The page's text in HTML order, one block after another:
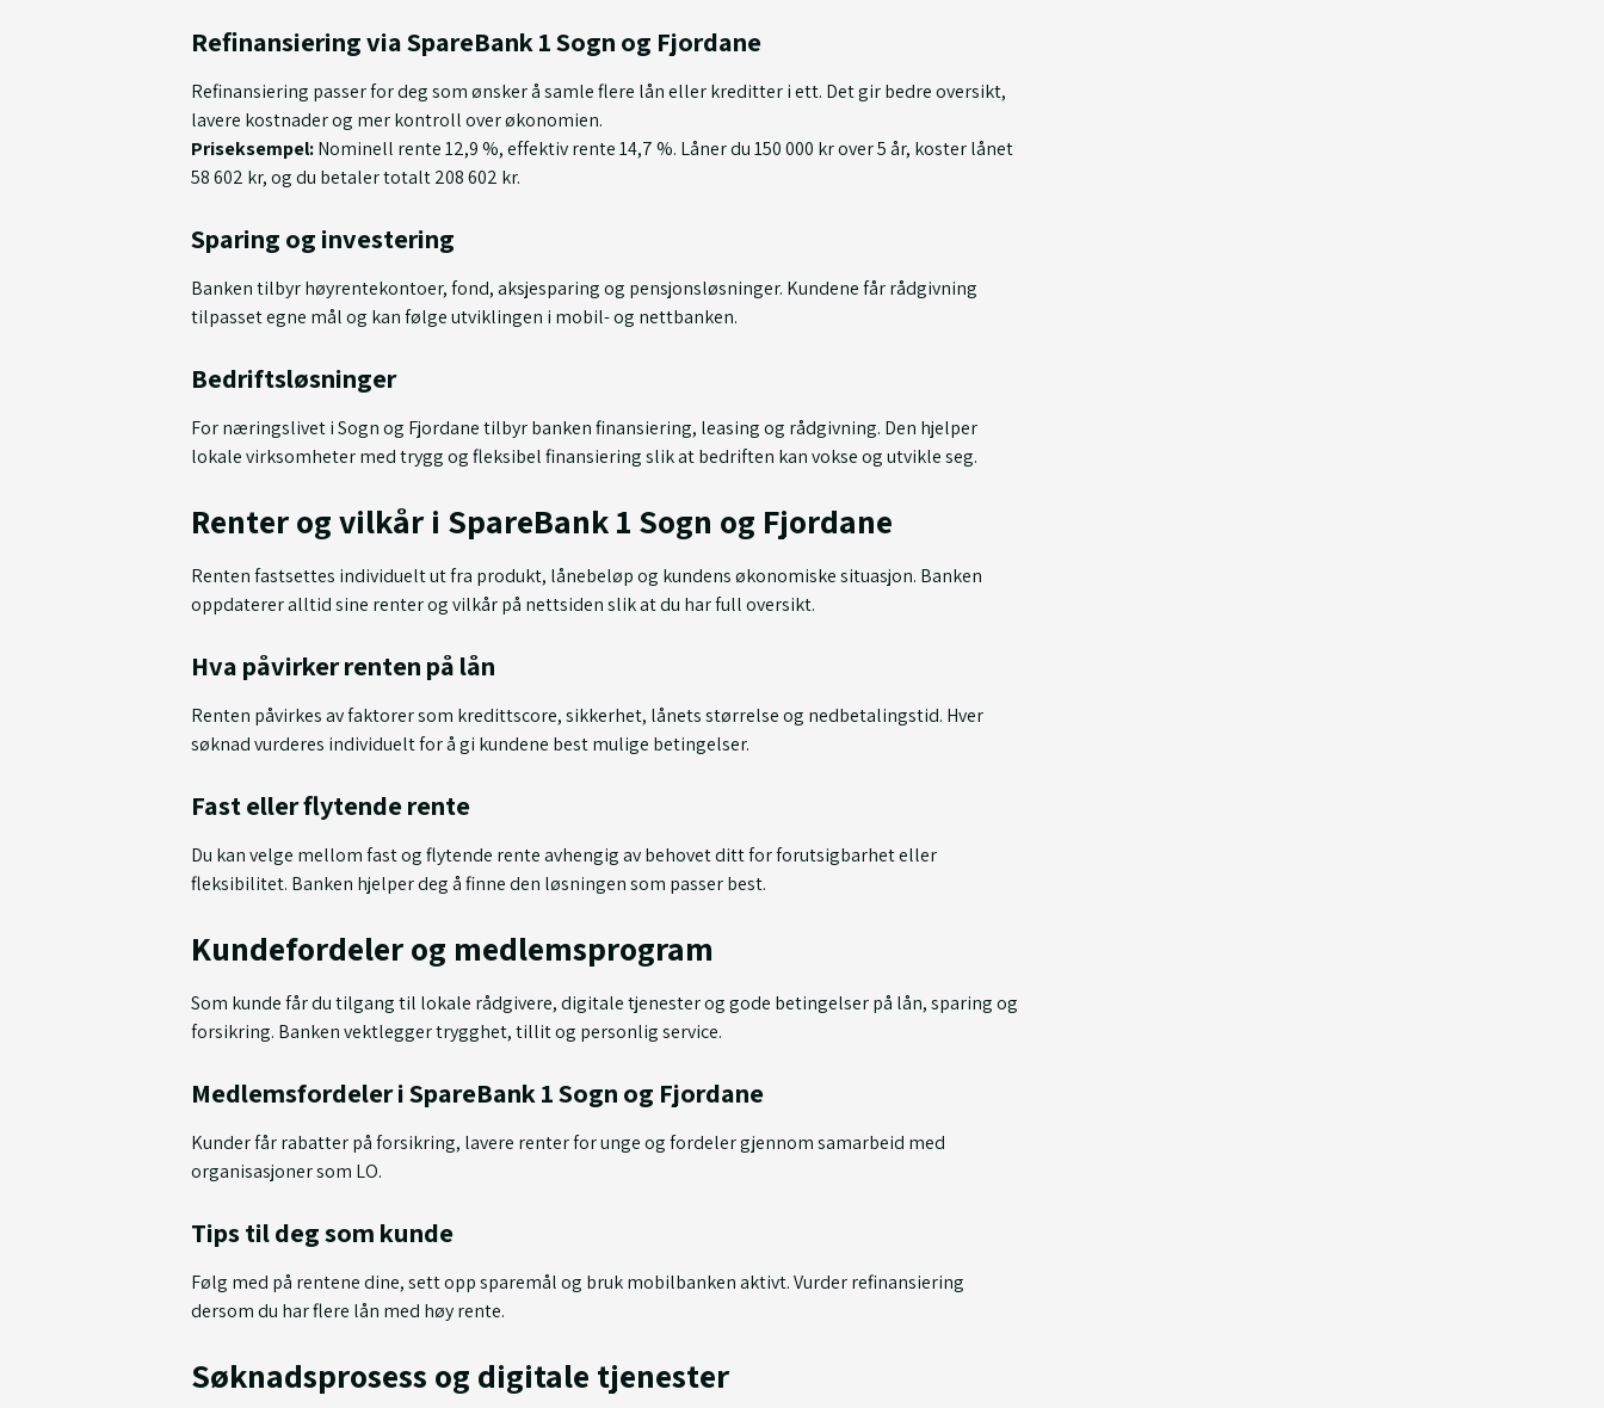
Refinansiering via SpareBank 1 Sogn og Fjordane
Refinansiering passer for deg som ønsker å samle flere lån eller kreditter i ett. Det gir bedre oversikt,
lavere kostnader og mer kontroll over økonomien.
Priseksempel:Nominell rente 12,9 %, effektiv rente 14,7 %. Låner du 150 000 kr over 5 år, koster lånet
58 602 kr, og du betaler totalt 208 602 kr.
Sparing og investering
Banken tilbyr høyrentekontoer, fond, aksjesparing og pensjonsløsninger. Kundene får rådgivning
tilpasset egne mål og kan følge utviklingen i mobil- og nettbanken.
Bedriftsløsninger
For næringslivet i Sogn og Fjordane tilbyr banken finansiering, leasing og rådgivning. Den hjelper
lokale virksomheter med trygg og fleksibel finansiering slik at bedriften kan vokse og utvikle seg.
Renter og vilkår i SpareBank 1 Sogn og Fjordane
Renten fastsettes individuelt ut fra produkt, lånebeløp og kundens økonomiske situasjon. Banken
oppdaterer alltid sine renter og vilkår på nettsiden slik at du har full oversikt.
Hva påvirker renten på lån
Renten påvirkes av faktorer som kredittscore, sikkerhet, lånets størrelse og nedbetalingstid. Hver
søknad vurderes individuelt for å gi kundene best mulige betingelser.
Fast eller flytende rente
Du kan velge mellom fast og flytende rente avhengig av behovet ditt for forutsigbarhet eller
fleksibilitet. Banken hjelper deg å finne den løsningen som passer best.
Kundefordeler og medlemsprogram
Som kunde får du tilgang til lokale rådgivere, digitale tjenester og gode betingelser på lån, sparing og
forsikring. Banken vektlegger trygghet, tillit og personlig service.
Medlemsfordeler i SpareBank 1 Sogn og Fjordane
Kunder får rabatter på forsikring, lavere renter for unge og fordeler gjennom samarbeid med
organisasjoner som LO.
Tips til deg som kunde
Følg med på rentene dine, sett opp sparemål og bruk mobilbanken aktivt. Vurder refinansiering
dersom du har flere lån med høy rente.
Søknadsprosess og digitale tjenester